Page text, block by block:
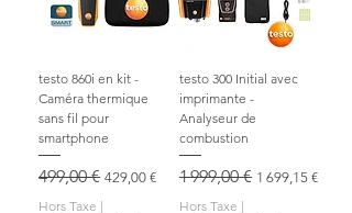
testo 860i en kit -
Caméra thermique
sans fil pour
smartphone
Prix original
499,00 € Prix promotionnel
429,00 €
Hors Taxe |
testo 300 Initial avec
imprimante -
Analyseur de
combustion
Prix original
1 999,00 € Prix
1 699,15 €
Hors Taxe |